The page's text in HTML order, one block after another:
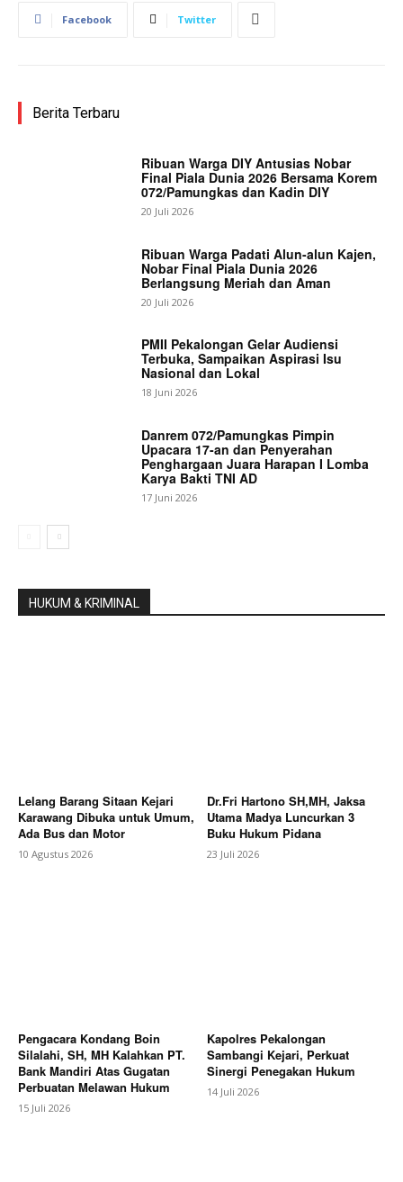
Facebook Twitter
Berita Terbaru
Ribuan Warga DIY Antusias Nobar
Final Piala Dunia 2026 Bersama Korem
072/Pamungkas dan Kadin DIY
20 Juli 2026
Ribuan Warga Padati Alun-alun Kajen,
Nobar Final Piala Dunia 2026
Berlangsung Meriah dan Aman
20 Juli 2026
PMII Pekalongan Gelar Audiensi
Terbuka, Sampaikan Aspirasi Isu
Nasional dan Lokal
18 Juni 2026
Danrem 072/Pamungkas Pimpin
Upacara 17-an dan Penyerahan
Penghargaan Juara Harapan I Lomba
Karya Bakti TNI AD
17 Juni 2026
HUKUM & KRIMINAL
Lelang Barang Sitaan Kejari
Karawang Dibuka untuk Umum,
Ada Bus dan Motor
10 Agustus 2026
Dr.Fri Hartono SH,MH, Jaksa
Utama Madya Luncurkan 3
Buku Hukum Pidana
23 Juli 2026
Pengacara Kondang Boin
Silalahi, SH, MH Kalahkan PT.
Bank Mandiri Atas Gugatan
Perbuatan Melawan Hukum
15 Juli 2026
Kapolres Pekalongan
Sambangi Kejari, Perkuat
Sinergi Penegakan Hukum
14 Juli 2026